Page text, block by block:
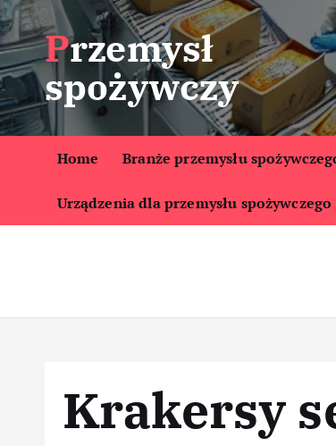
S
k
i
p
t
o
t
Przemysł
spożywczy
Home Branże przemysłu
Urządzenia dla przemysłu spożywczego
Krakersy